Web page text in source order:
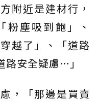
附近是建材行，
粉塵吸到飽」、
越了」、「道路
路安全疑慮…」
，「那邊是買賣